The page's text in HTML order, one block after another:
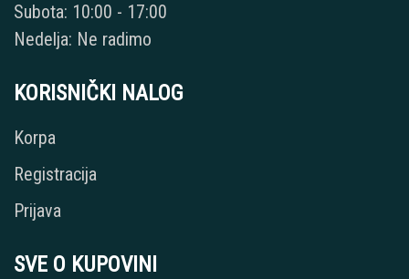
Subota: 10:00 - 17:00
Nedelja: Ne radimo
KORISNIČKI NALOG
Korpa
Registracija
Prijava
SVE O KUPOVINI